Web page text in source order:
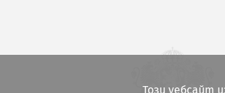
Този уебсайт